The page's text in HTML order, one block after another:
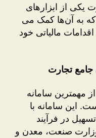
یکی از ابزارهای
به آن‌ها کمک می‌
مالیاتی خود
جامع تجارت
مهمترین سامانه‌
این سامانه با
در فرآیند
صنعت، معدن و